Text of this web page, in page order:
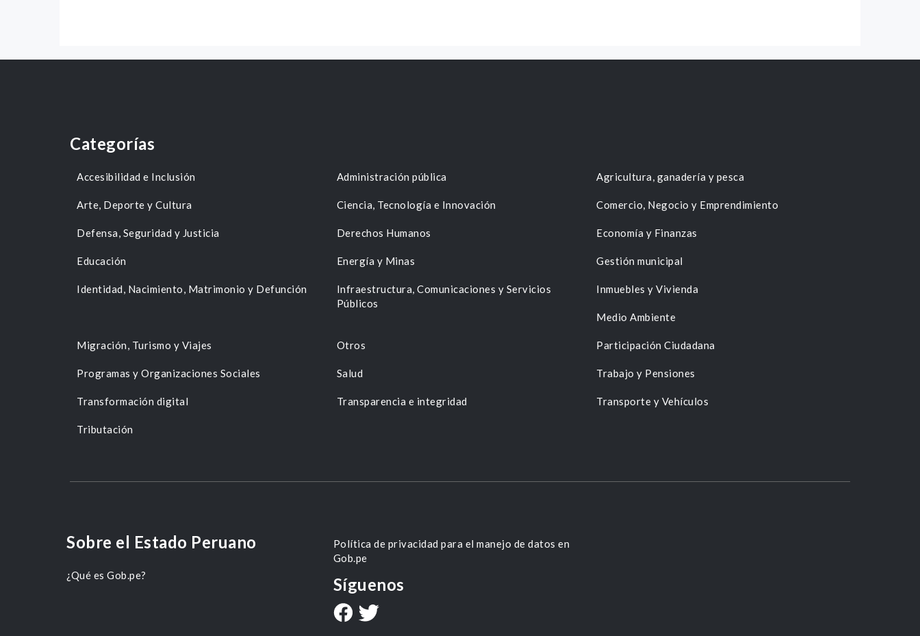
Categorías
Accesibilidad e Inclusión Administración pública Agricultura, ganadería y pesca
Arte, Deporte y Cultura Ciencia, Tecnología e Innovación Comercio, Negocio y Emprendimiento
Defensa, Seguridad y Justicia Derechos Humanos Economía y Finanzas
Educación Energía y Minas Gestión municipal
Identidad, Nacimiento, Matrimonio y Defunción
Infraestructura, Comunicaciones y Servicios
Públicos
Inmuebles y Vivienda
Medio Ambiente
Migración, Turismo y Viajes Otros Participación Ciudadana
Programas y Organizaciones Sociales Salud Trabajo y Pensiones
Transformación digital Transparencia e integridad Transporte y Vehículos
Tributación
Sobre el Estado Peruano
¿Qué es Gob.pe?
Política de privacidad para el manejo de datos en
Gob.pe
Síguenos